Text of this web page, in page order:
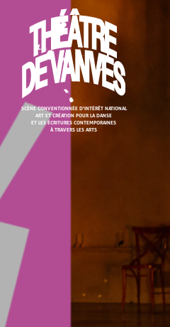
Cookies management panel
SCÈNE CONVENTIONNÉE D'INTÉRÊT NATIONAL
ART ET CRÉATION POUR LA DANSE
ET LES ÉCRITURES CONTEMPORAINES
À TRAVERS LES ARTS